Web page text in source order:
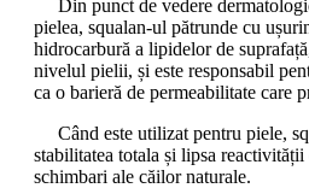
Din punct de vedere
pielea, squalan-ul pătrunde cu
hidrocarbură a lipidelor de
nivelul pielii, și este responsabil
ca o barieră de permeabilitate care
Când este utilizat pentru piele,
stabilitatea totala și lipsa
schimbari ale căilor naturale.